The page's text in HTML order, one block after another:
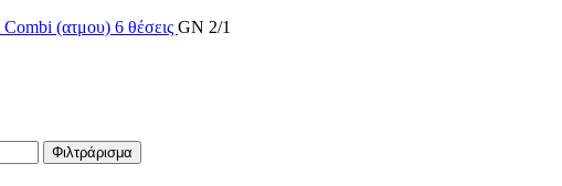
Combi (ατμου) 6 θέσεις GN 2/1
Φιλτράρισμα